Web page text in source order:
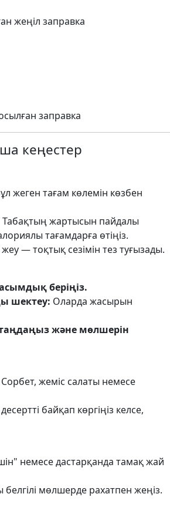
жеңіл заправка
заправка
кеңестер
жеген тағам көлемін көзбен
Табақтың жартысын пайдалы
тағамдарға өтіңіз.
— тоқтық сезімін тез туғызады.
беріңіз.
шектеу: Оларда жасырын
және мөлшерін
Сорбет, жеміс салаты немесе
байқап көргіңіз келсе,
немесе дастарқанда тамақ жай
мөлшерде рахатпен жеңіз.